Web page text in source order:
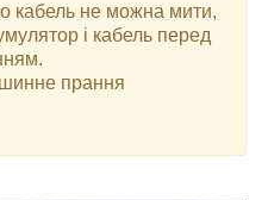
кабель не можна мити,
і кабель перед
прання